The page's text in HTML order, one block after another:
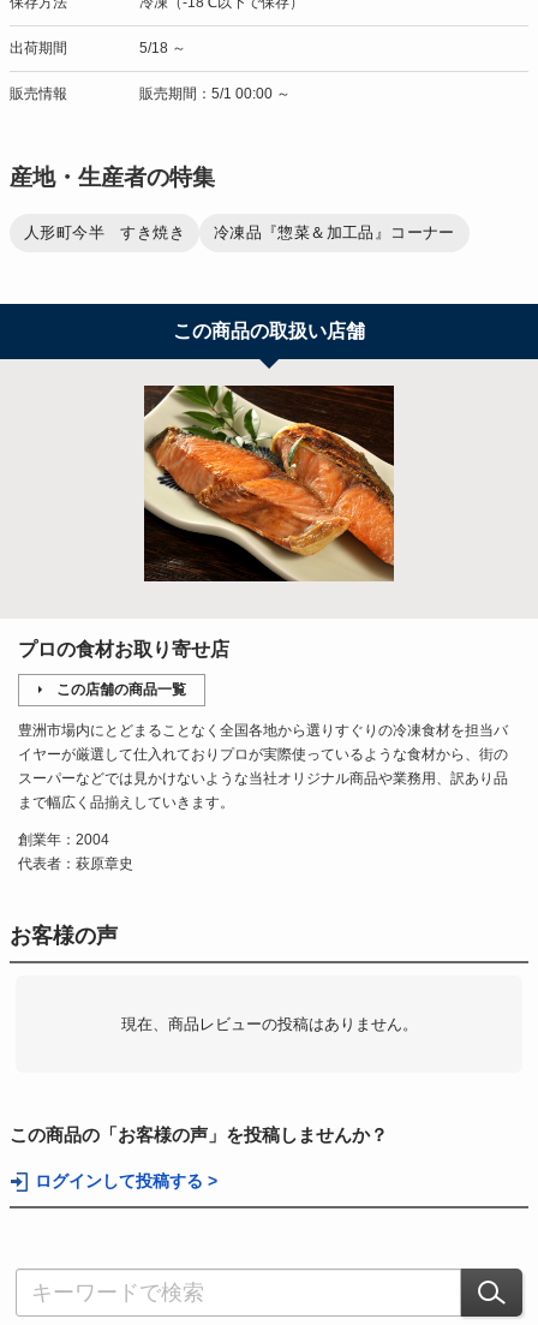
出荷期間 5/18 ～
販売情報 販売期間：5/1 00:00 ～
産地・生産者の特集
人形町今半 すき焼き 冷凍品『惣菜＆加工品』コーナー
この商品の取扱い店舗
プロの食材お取り寄せ店
この店舗の商品一覧
豊洲市場内にとどまることなく全国各地から選りすぐりの冷凍食材を担当バ
イヤーが厳選して仕入れておりプロが実際使っているような食材から、街の
スーパーなどでは見かけないような当社オリジナル商品や業務用、訳あり品
まで幅広く品揃えしていきます。
創業年：2004
代表者：萩原章史
お客様の声
現在、商品レビューの投稿はありません。
この商品の「お客様の声」を投稿しませんか？
ログインして投稿する >